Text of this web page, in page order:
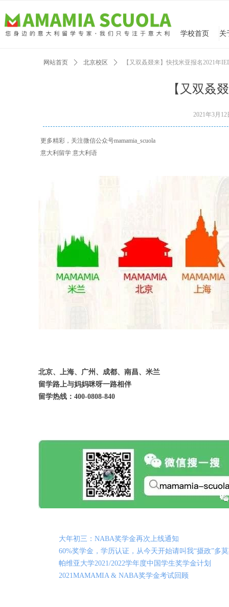
学校首页
【又双叒
网站首页 ꄲ 北京校区 ꄲ 【又双叒叕来】快找米亚报名2021年
北京、上海、广州、成都、南昌、米兰
留学路上与妈妈咪呀一路相伴
留学热线：400-0808-840
大年初三：NABA奖学金再次上线通知
60%奖学金，学历认证，从今天开始请叫我“摄政”多
帕维亚大学2021/2022学年度中国学生奖学金计划
2021MAMAMIA & NABA奖学金考试回顾
2021年3月12
更多精彩，关注微信公众号mamamia_scuola
意大利留学 意大利语